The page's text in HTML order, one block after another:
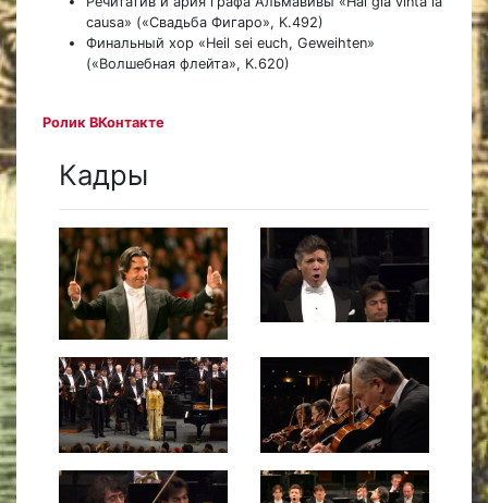
causa» («Свадьба Фигаро», K.492)
Финальный хор «Heil sei euch, Geweihten»
(«Волшебная флейта», K.620)
Ролик ВКонтакте
Кадры